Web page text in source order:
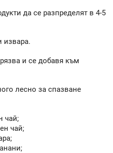
да се разпределят в 4-5
извара.
и се добавя към
лесно за спазване
чай;
чай;